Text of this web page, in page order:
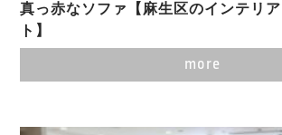
真っ赤なソファ【麻生区のインテリ
ト】
more